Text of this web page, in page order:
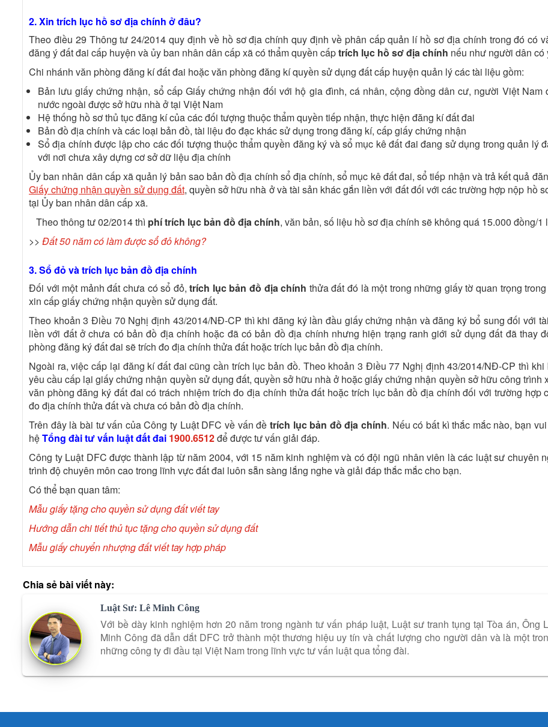
2. Xin trích lục hồ sơ địa chính ở đâu?
Theo điều 29 Thông tư 24/2014 quy định về hồ sơ địa chính quy định về phân cấp quản lí hồ sơ địa chính trong đó có
đăng ý đất đai cấp huyện và ủy ban nhân dân cấp xã có thẩm quyền cấptrích lục hồ sơ địa chính nếu như người dân có
Chi nhánh văn phòng đăng kí đất đai hoặc văn phòng đăng kí quyền sử dụng đất cấp huyện quản lý các tài liệu gồm:
Bản lưu giấy chứng nhận, sổ cấp Giấy chứng nhận đối với hộ gia đình, cá nhân, cộng đồng dân cư, người Việt Nam
nước ngoài được sở hữu nhà ở tại Việt Nam
Hệ thống hồ sơ thủ tục đăng kí của các đối tượng thuộc thẩm quyền tiếp nhận, thực hiện đăng kí đất đai
Bản đồ địa chính và các loại bản đồ, tài liệu đo đạc khác sử dụng trong đăng kí, cấp giấy chứng nhận
Sổ địa chính được lập cho các đối tượng thuộc thẩm quyền đăng ký và sổ mục kê đất đai đang sử dụng trong quản lý
với nơi chưa xây dựng cơ sở dữ liệu địa chính
Ủy ban nhân dân cấp xã quản lý bản sao bản đồ địa chính sổ địa chính, sổ mục kê đất đai, sổ tiếp nhận và trả kết quả
Giấy chứng nhận quyền sử dụng đất, quyền sở hữu nhà ở và tài sản khác gắn liền với đất đối với các trường hợp nộp hồ
tại Ủy ban nhân dân cấp xã.
Theo thông tư 02/2014 thì phí trích lục bản đồ địa chính, văn bản, số liệu hồ sơ địa chính sẽ không quá 15.000 đồng/1
>> Đất 50 năm có làm được sổ đỏ không?
3. Sổ đỏ và trích lục bản đồ địa chính
Đối với một mảnh đất chưa có sổ đỏ,trích lục bản đồ địa chính thửa đất đó là một trong những giấy tờ quan trọng
xin cấp giấy chứng nhận quyền sử dụng đất.
Theo khoản 3 Điều 70 Nghị định 43/2014/NĐ-CP thì khi đăng ký lần đầu giấy chứng nhận và đăng ký bổ sung đối với
liền với đất ở chưa có bản đồ địa chính hoặc đã có bản đồ địa chính nhưng hiện trạng ranh giới sử dụng đất đã thay
phòng đăng ký đất đai sẽ trích đo địa chính thửa đất hoặc trích lục bản đồ địa chính.
Ngoài ra, việc cấp lại đăng kí đất đai cũng cần trích lục bản đồ. Theo khoản 3 Điều 77 Nghị định 43/2014/NĐ-CP thì khi
yêu cầu cấp lại giấy chứng nhận quyền sử dụng đất, quyền sở hữu nhà ở hoặc giấy chứng nhận quyền sở hữu công trình
văn phòng đăng ký đất đai có trách nhiệm trích đo địa chính thửa đất hoặc trích lục bản đồ địa chính đối với trường hợp
đo địa chính thửa đất và chưa có bản đồ địa chính.
Trên đây là bài tư vấn của Công ty Luật DFC về vấn đề trích lục bản đồ địa chính. Nếu có bất kì thắc mắc nào, bạn
hệTổng đài tư vấn luật đất đai 1900.6512để được tư vấn giải đáp.
Công ty Luật DFC được thành lập từ năm 2004, với 15 năm kinh nghiệm và có đội ngũ nhân viên là các luật sư chuyên
trình độ chuyên môn cao trong lĩnh vực đất đai luôn sẵn sàng lắng nghe và giải đáp thắc mắc cho bạn.
Có thể bạn quan tâm:
Mẫu giấy tặng cho quyền sử dụng đất viết tay
Hướng dẫn chi tiết thủ tục tặng cho quyền sử dụng đất
Mẫu giấy chuyển nhượng đất viết tay hợp pháp
Chia sẻ bài viết này:
Luật Sư: Lê Minh Công
Với bề dày kinh nghiệm hơn 20 năm trong ngành tư vấn pháp luật, Luật sư tranh tụng tại Tòa án, Ông
Minh Công đã dẫn dắt DFC trở thành một thương hiệu uy tín và chất lượng cho người dân và là một
những công ty đi đầu tại Việt Nam trong lĩnh vực tư vấn luật qua tổng đài.